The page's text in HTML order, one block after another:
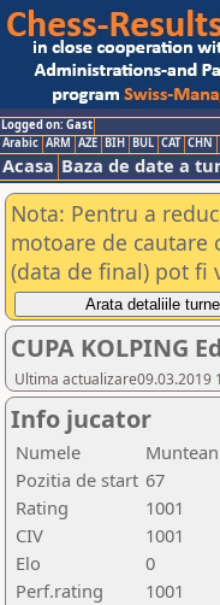
Logged on: Gast
Arabic ARM AZE BIH BUL CAT CHN
Acasa Baza de date a
Nota: Pentru a
motoare de cautare
(data de final) pot fi
CUPA KOLPING
Ultima actualizare09.03.2019
Info jucator
Numele
Pozitia de start 67
Rating
1001
CIV
1001
Elo
0
Perf.rating
1001